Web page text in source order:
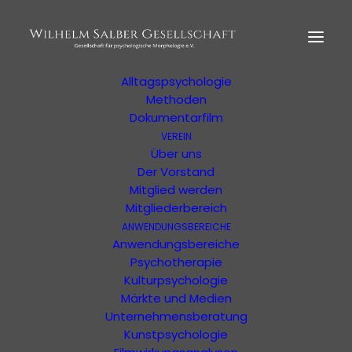
MORPHOLOGIE
Der Begründer
Alltagspsychologie
Methoden
Dokumentarfilm
VEREIN
Über uns
Der Vorstand
Mitglied werden
Mitgliederbereich
ANWENDUNGSBEREICHE
Anwendungsbereiche
Psychotherapie
Kulturpsychologie
Märkte und Medien
Unternehmensberatung
Kunstpsychologie
Shop Zur
Psychologischen
Morphologie
Zeitschrift "anders" kaufen und mehr